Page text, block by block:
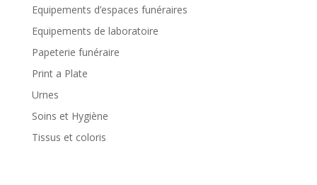
Equipements d’espaces funéraires
Equipements de laboratoire
Papeterie funéraire
Print a Plate
Urnes
Soins et Hygiène
Tissus et coloris